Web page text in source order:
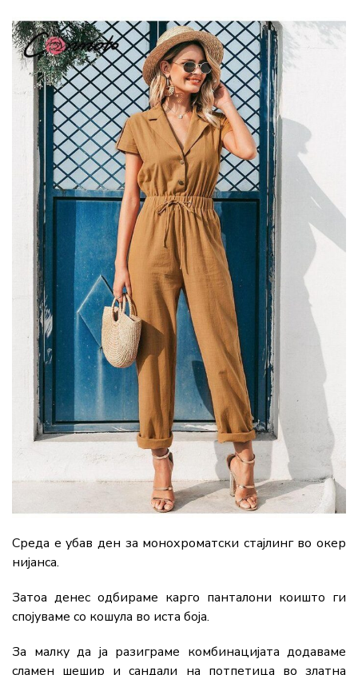
Среда е убав ден за монохроматски стајлинг во окер
нијанса.
Затоа денес одбираме карго панталони коишто ги
спојуваме со кошула во иста боја.
За малку да ја разиграме комбинацијата додаваме
сламен шешир и сандали на потпетица во златна